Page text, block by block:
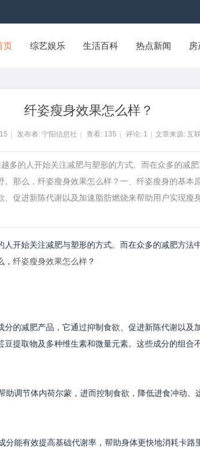
页 综艺娱乐 生活百科 热点新闻
纤姿瘦身效果怎么样？
发布者: 宁阳信息社 查看: 135 评论: 1 文章来源: 互
多的人开始关注减肥与塑形的方式。而在众多的减
那么，纤姿瘦身效果怎么样？一、纤姿瘦身的基本
促进新陈代谢以及加速脂肪燃烧来帮助用户实现瘦
开始关注减肥与塑形的方式。而在众多的减肥方法
纤姿瘦身效果怎么样 ？
的减肥产品，它通过抑制食欲、促进新陈代谢以及
提取物及多种维生素和微量元素。这些成分的组合
助调节体内荷尔蒙，进而控制食欲，降低进食冲动。
分能有效提高基础代谢率，帮助身体更快地消耗卡路